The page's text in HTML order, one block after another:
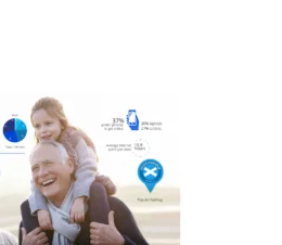
Inglés